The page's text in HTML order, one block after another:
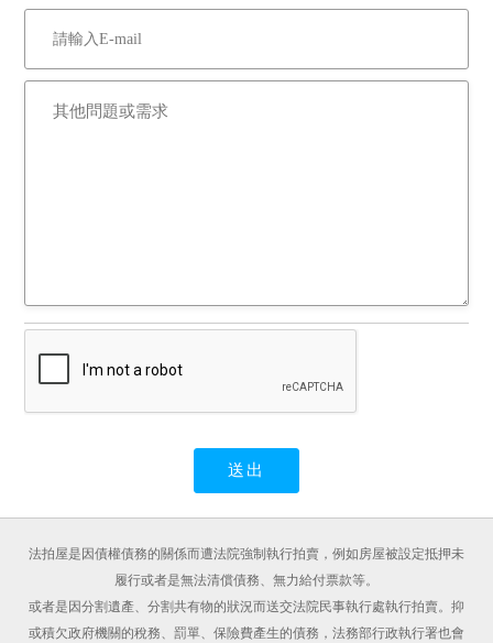
法拍屋是因債權債務的關係而遭法院強制執行拍賣，例如房屋被設定抵押未
履行或者是無法清償債務、無力給付票款等。
或者是因分割遺產、分割共有物的狀況而送交法院民事執行處執行拍賣。抑
或積欠政府機關的稅務、罰單、保險費產生的債務，法務部行政執行署也會